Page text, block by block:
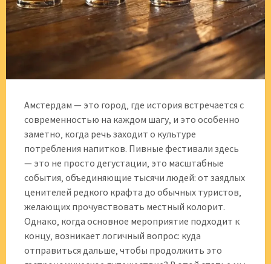
Амстердам — это город‚ где история встречается с
современностью на каждом шагу‚ и это особенно
заметно‚ когда речь заходит о культуре
потребления напитков. Пивные фестивали здесь
— это не просто дегустации‚ это масштабные
события‚ объединяющие тысячи людей: от заядлых
ценителей редкого крафта до обычных туристов‚
желающих прочувствовать местный колорит.
Однако‚ когда основное мероприятие подходит к
концу‚ возникает логичный вопрос: куда
отправиться дальше‚ чтобы продолжить это